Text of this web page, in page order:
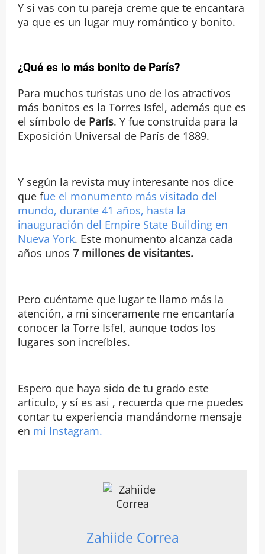
Y si vas con tu pareja creme que te encantara
ya que es un lugar muy romántico y bonito.
¿Qué es lo más bonito de París?
Para muchos turistas uno de los atractivos
más bonitos es la Torres Isfel, además que es
el símbolo de París. Y fue construida para la
Exposición Universal de París de 1889.
Y según la revista muy interesante nos dice
que fue el monumento más visitado del
mundo, durante 41 años, hasta la
inauguración del Empire State Building en
Nueva York. Este monumento alcanza cada
años unos 7 millones de visitantes.
Pero cuéntame que lugar te llamo más la
atención, a mi sinceramente me encantaría
conocer la Torre Isfel, aunque todos los
lugares son increíbles.
Espero que haya sido de tu grado este
articulo, y sí es asi , recuerda que me puedes
contar tu experiencia mandándome mensaje
en mi Instagram.
Zahiide Correa